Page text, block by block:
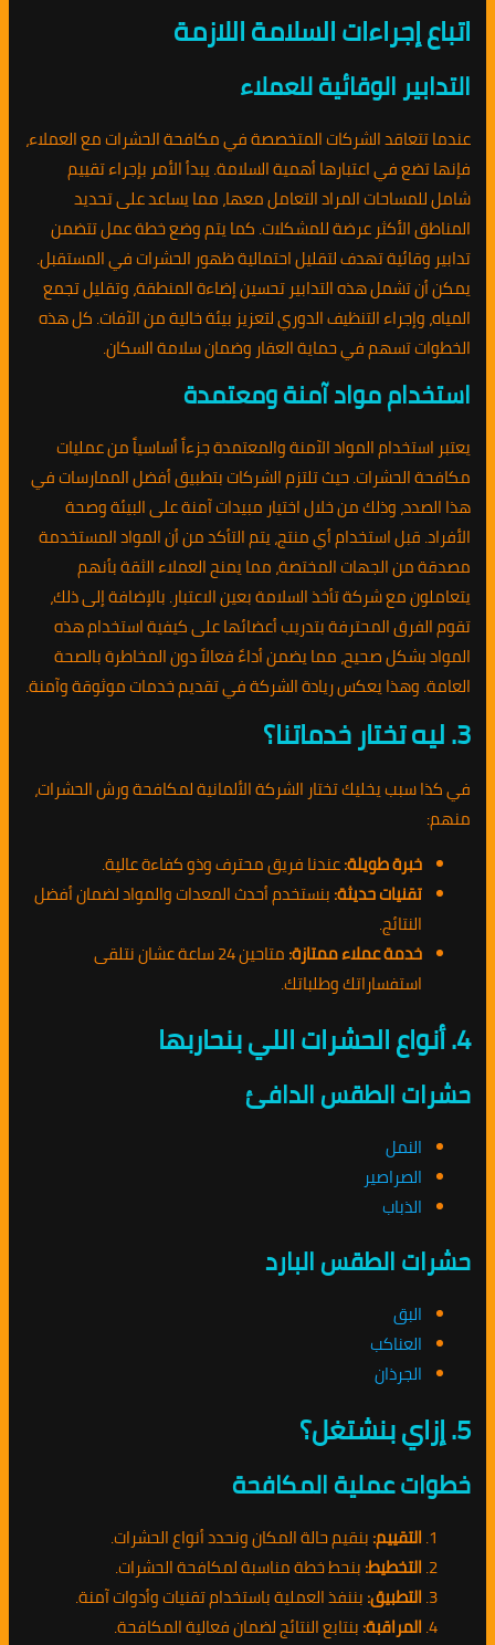
اتباع إجراءات السلامة اللازمة
التدابير الوقائية للعملاء
عندما تتعاقد الشركات المتخصصة في مكافحة الحشرات مع العملاء،
فإنها تضع في اعتبارها أهمية السلامة. يبدأ الأمر بإجراء تقييم
شامل للمساحات المراد التعامل معها، مما يساعد على تحديد
المناطق الأكثر عرضة للمشكلات. كما يتم وضع خطة عمل تتضمن
تدابير وقائية تهدف لتقليل احتمالية ظهور الحشرات في المستقبل.
يمكن أن تشمل هذه التدابير تحسين إضاءة المنطقة، وتقليل تجمع
المياه، وإجراء التنظيف الدوري لتعزيز بيئة خالية من الآفات. كل هذه
الخطوات تسهم في حماية العقار وضمان سلامة السكان.
استخدام مواد آمنة ومعتمدة
يعتبر استخدام المواد الآمنة والمعتمدة جزءاً أساسياً من عمليات
مكافحة الحشرات. حيث تلتزم الشركات بتطبيق أفضل الممارسات في
هذا الصدد، وذلك من خلال اختيار مبيدات آمنة على البيئة وصحة
الأفراد. قبل استخدام أي منتج، يتم التأكد من أن المواد المستخدمة
مصدقة من الجهات المختصة، مما يمنح العملاء الثقة بأنهم
يتعاملون مع شركة تأخذ السلامة بعين الاعتبار. بالإضافة إلى ذلك،
تقوم الفرق المحترفة بتدريب أعضائها على كيفية استخدام هذه
المواد بشكل صحيح، مما يضمن أداءً فعالاً دون المخاطرة بالصحة
العامة. وهذا يعكس ريادة الشركة في تقديم خدمات موثوقة وآمنة.
3. ليه تختار خدماتنا؟
في كذا سبب يخليك تختار الشركة الألمانية لمكافحة ورش الحشرات،
منهم:
خبرة طويلة:عندنا فريق محترف وذو كفاءة عالية.
تقنيات حديثة:بنستخدم أحدث المعدات والمواد لضمان أفضل
النتائج.
خدمة عملاء ممتازة:
متاحين 24 ساعة عشان نتلقى
استفساراتك وطلباتك.
4. أنواع الحشرات اللي بنحاربها
حشرات الطقس الدافئ
النمل
الصراصير
الذباب
حشرات الطقس البارد
البق
العناكب
الجرذان
5. إزاي بنشتغل؟
خطوات عملية المكافحة
التقييم:بنقيم حالة المكان ونحدد أنواع الحشرات.
التخطيط:بنحط خطة مناسبة لمكافحة الحشرات.
التطبيق:بننفذ العملية باستخدام تقنيات وأدوات آمنة.
المراقبة:بنتابع النتائج لضمان فعالية المكافحة.